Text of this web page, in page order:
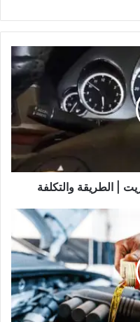
| الطريقة والتكلفة